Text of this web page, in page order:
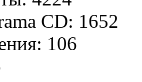
CD: 1652
106